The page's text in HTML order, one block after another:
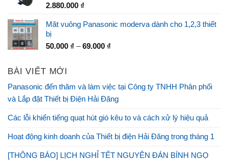
2.880.000 ₫
Măt vuông Panasonic moderva dành cho 1,2,3 thiết
bị
50.000 ₫ –69.000 ₫
BÀI VIẾT MỚI
Panasonic đến thăm và làm việc tại Công ty TNHH Phân phối
và Lắp đặt Thiết bị Điện Hải Đăng
Các lỗi khiến tiếng quạt hút gió kêu to và cách xử lý hiệu quả
Hoạt động kinh doanh của Thiết bị điện Hải Đăng trong tháng 1
[THÔNG BÁO] LỊCH NGHỈ TẾT NGUYÊN ĐÁN BÍNH NGỌ